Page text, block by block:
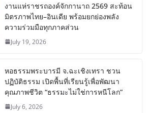
งานแห่ราชรถองค์จักกานาถ 2569 สะท้อน
มิตรภาพไทย–อินเดีย พร้อมยกย่องพลัง
ความร่วมมือทุกภาคส่วน
July 19, 2026
หอธรรมพระบารมี จ.ฉะเชิงเทรา ชวน
ปฏิบัติธรรม เปิดพื้นที่เรียนรู้เพื่อพัฒนา
คุณภาพชีวิต “ธรรมะไม่ใช่การหนีโลก”
July 6, 2026